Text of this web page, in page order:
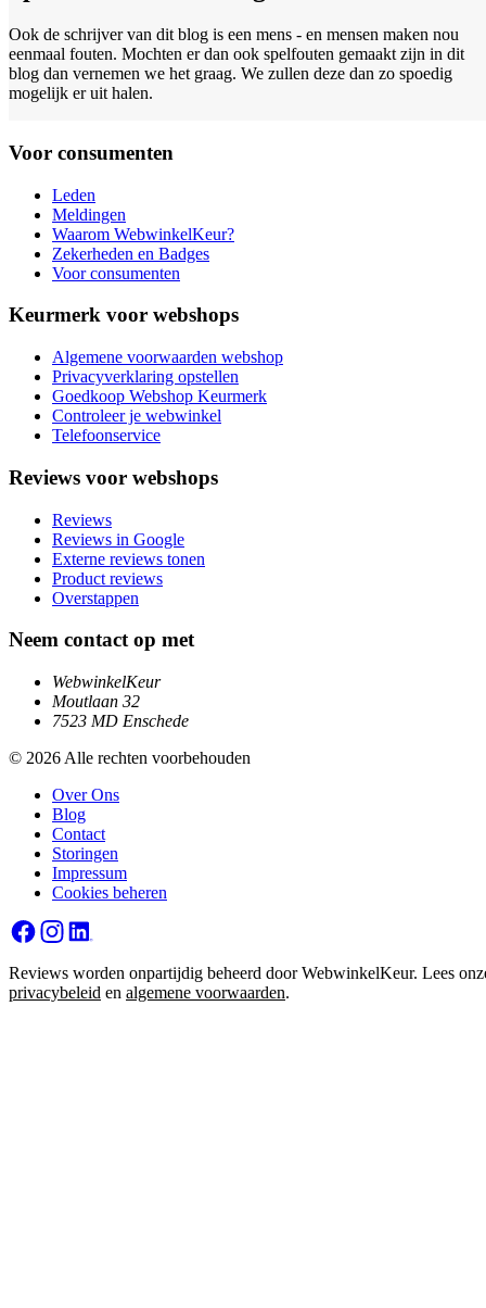
Ook de schrijver van dit blog is een mens - en mensen maken nou
eenmaal fouten. Mochten er dan ook spelfouten gemaakt zijn in dit
blog dan vernemen we het graag. We zullen deze dan zo spoedig
mogelijk er uit halen.
Voor consumenten
Leden
Meldingen
Waarom WebwinkelKeur?
Zekerheden en Badges
Voor consumenten
Keurmerk voor webshops
Algemene voorwaarden webshop
Privacyverklaring opstellen
Goedkoop Webshop Keurmerk
Controleer je webwinkel
Telefoonservice
Reviews voor webshops
Reviews
Reviews in Google
Externe reviews tonen
Product reviews
Overstappen
Neem contact op met
WebwinkelKeur
Moutlaan 32
7523 MD Enschede
© 2026 Alle rechten voorbehouden
Over Ons
Blog
Contact
Storingen
Impressum
Cookies beheren
Reviews worden onpartijdig beheerd door WebwinkelKeur. Lees
privacybeleid en algemene voorwaarden.